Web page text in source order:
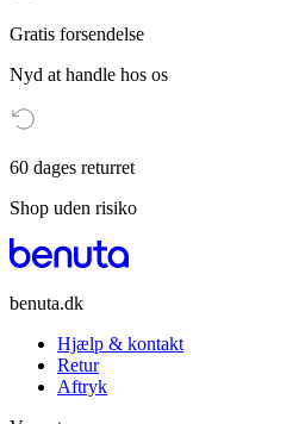
Gratis forsendelse
Nyd at handle hos os
60 dages returret
Shop uden risiko
benuta.dk
Hjælp & kontakt
Retur
Aftryk